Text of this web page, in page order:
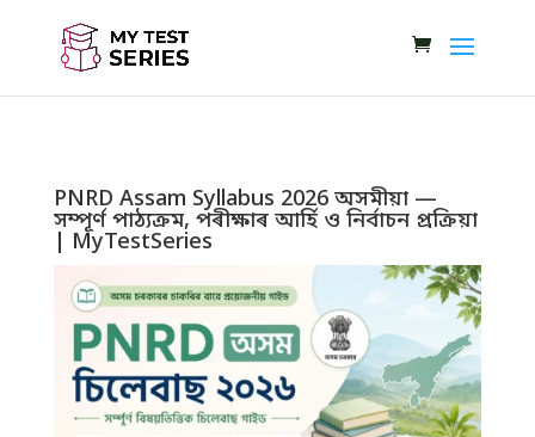
PNRD Assam Syllabus 2026 অসমীয়া —
সম্পূৰ্ণ পাঠ্যক্ৰম, পৰীক্ষাৰ আৰ্হি ও নিৰ্বাচন প্ৰক্ৰিয়া
| MyTestSeries